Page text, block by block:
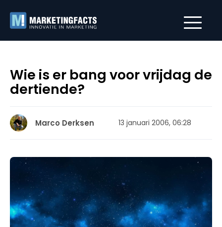
Wie is er bang voor vrijdag de
dertiende?
Marco Derksen 13 januari 2006, 06:28